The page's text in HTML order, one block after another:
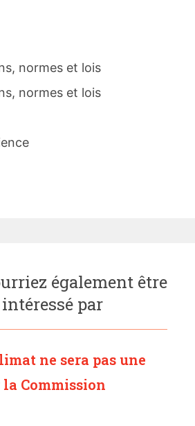
normes et lois
normes et lois
également être
intéressé par
ne sera pas une
Commission